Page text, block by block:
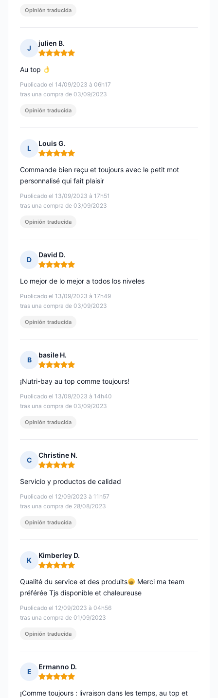
Opinión traducida
J
julien B.
Nota: 5 de 5
Publicado el 14/09/2023 à 06h17
tras una compra de 03/09/2023
Au top
Opinión traducida
L
Louis G.
Nota: 5 de 5
Publicado el 13/09/2023 à 17h51
tras una compra de 03/09/2023
Commande bien reçu et toujours avec le petit mot
personnalisé qui fait plaisir
Opinión traducida
D
David D.
Nota: 5 de 5
Publicado el 13/09/2023 à 17h49
tras una compra de 03/09/2023
Lo mejor de lo mejor a todos los niveles
Opinión traducida
B
basile H.
Nota: 5 de 5
Publicado el 13/09/2023 à 14h40
tras una compra de 03/09/2023
¡Nutri-bay au top comme toujours!
Opinión traducida
C
Christine N.
Nota: 5 de 5
Publicado el 12/09/2023 à 11h57
tras una compra de 28/08/2023
Servicio y productos de calidad
Opinión traducida
K
Kimberley D.
Nota: 5 de 5
Publicado el 12/09/2023 à 04h56
tras una compra de 01/09/2023
Qualité du service et des produits
Merci ma team
préférée Tjs disponible et chaleureuse
Opinión traducida
E
Ermanno D.
Nota: 5 de 5
¡Comme toujours : livraison dans les temps, au top et